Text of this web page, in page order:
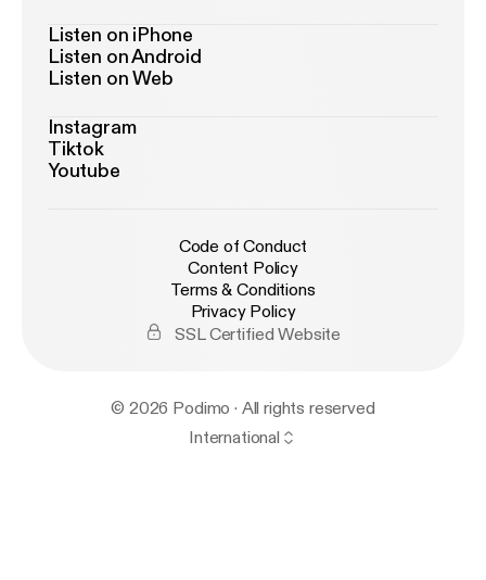
Listen on iPhone
Listen on Android
Listen on Web
Instagram
Tiktok
Youtube
Code of Conduct
Content Policy
Terms & Conditions
Privacy Policy
SSL Certified Website
© 2026 Podimo · All rights reserved
International